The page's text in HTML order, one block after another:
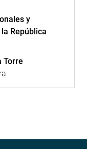
y
República
Torre